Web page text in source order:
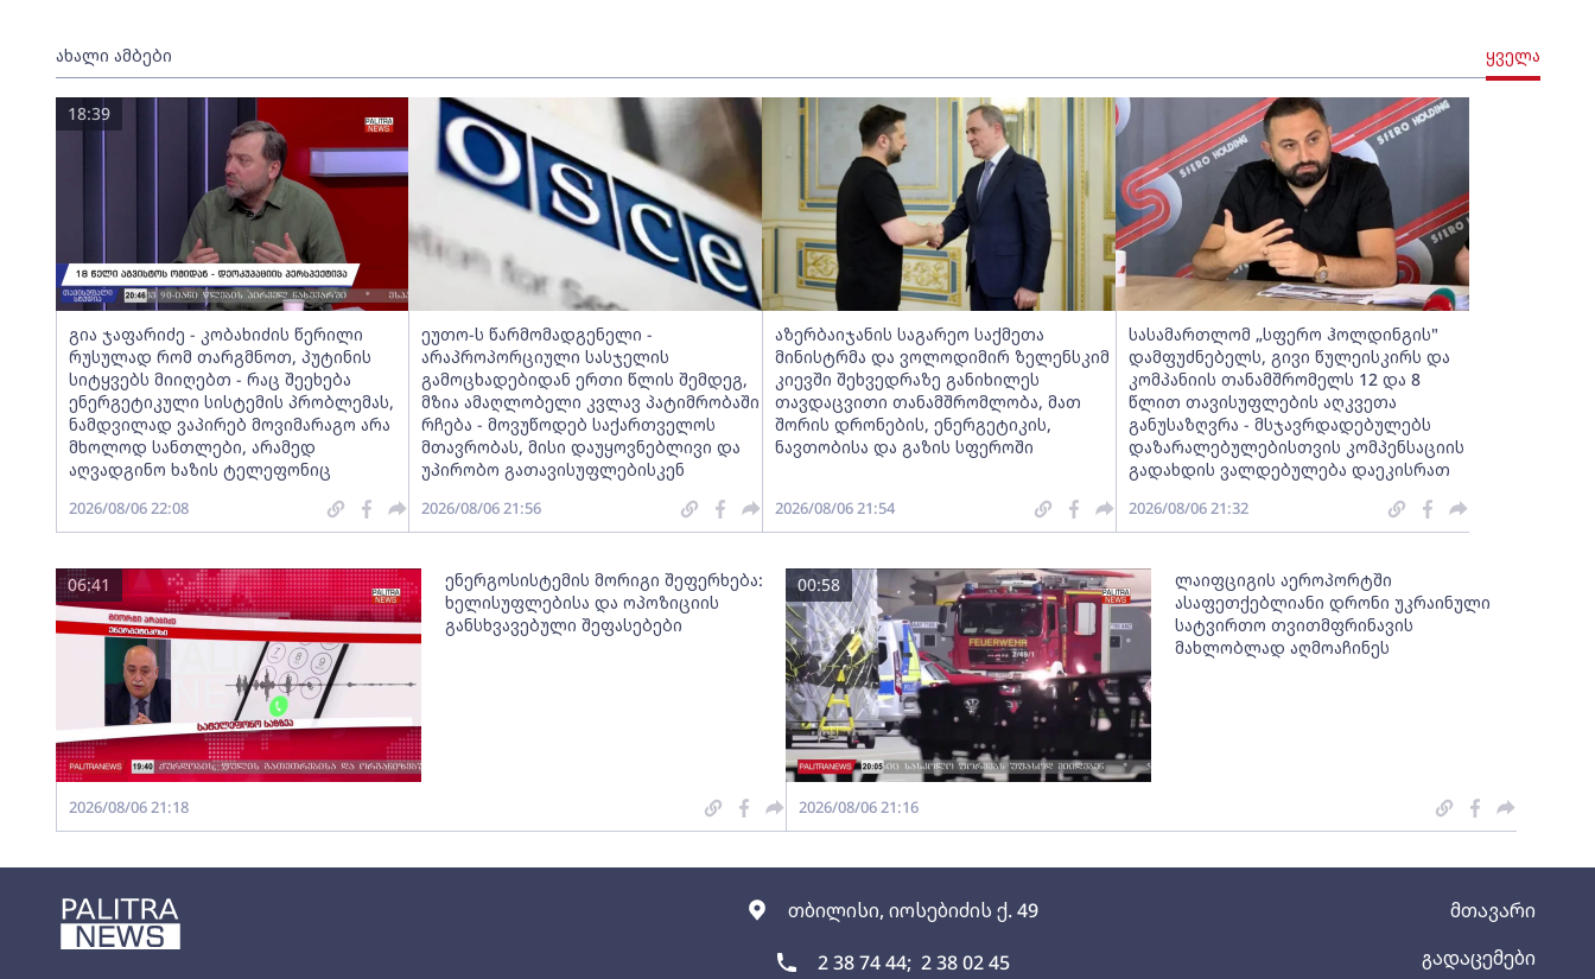
თბილისი, იოსებიძის ქ. 49
2 38 74 44; 2 38 02 45
მთავარი
გადაცემები
ახალი ამბები ყველა
გია ჯაფარიძე - კობახიძის წერილი
რუსულად რომ თარგმნოთ, პუტინის
სიტყვებს მიიღებთ - რაც შეეხება
ენერგეტიკული სისტემის პრობლემას,
ნამდვილად ვაპირებ მოვიმარაგო არა
მხოლოდ სანთლები, არამედ
აღვადგინო ხაზის ტელეფონიც
18:39
2026/08/06 22:08
ეუთო-ს წარმომადგენელი -
არაპროპორციული სასჯელის
გამოცხადებიდან ერთი წლის შემდეგ,
მზია ამაღლობელი კვლავ პატიმრობაში
რჩება - მოვუწოდებ საქართველოს
მთავრობას, მისი დაუყოვნებლივი და
უპირობო გათავისუფლებისკენ
2026/08/06 21:56
აზერბაიჯანის საგარეო საქმეთა
მინისტრმა და ვოლოდიმირ ზელენსკიმ
კიევში შეხვედრაზე განიხილეს
თავდაცვითი თანამშრომლობა, მათ
შორის დრონების, ენერგეტიკის,
ნავთობისა და გაზის სფეროში
2026/08/06 21:54
სასამართლომ „სფერო ჰოლდინგის"
დამფუძნებელს, გივი წულეისკირს და
კომპანიის თანამშრომელს 12 და 8
წლით თავისუფლების აღკვეთა
განუსაზღვრა - მსჯავრდადებულებს
დაზარალებულებისთვის კომპენსაციის
გადახდის ვალდებულება დაეკისრათ
2026/08/06 21:32
ენერგოსისტემის მორიგი შეფერხება:
ხელისუფლებისა და ოპოზიციის
განსხვავებული შეფასებები
06:41
2026/08/06 21:18
ლაიფციგის აეროპორტში
ასაფეთქებლიანი დრონი უკრაინული
სატვირთო თვითმფრინავის
მახლობლად აღმოაჩინეს
00:58
2026/08/06 21:16